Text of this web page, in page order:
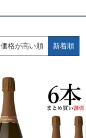
価格が高い順 新着順